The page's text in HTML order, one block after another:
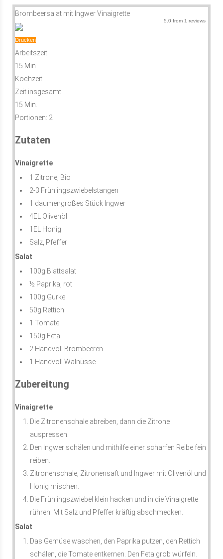
5.0 from 1 reviews
Brombeersalat mit Ingwer Vinaigrette
Drucken
Arbeitszeit
15 Min.
Kochzeit
Zeit insgesamt
15 Min.
Portionen: 2
Zutaten
Vinaigrette
1 Zitrone, Bio
2-3 Frühlingszwiebelstangen
1 daumengroßes Stück Ingwer
4EL Olivenöl
1EL Honig
Salz, Pfeffer
Salat
100g Blattsalat
½ Paprika, rot
100g Gurke
50g Rettich
1 Tomate
150g Feta
2 Handvoll Brombeeren
1 Handvoll Walnüsse
Zubereitung
Vinaigrette
Die Zitronenschale abreiben, dann die Zitrone
auspressen.
Den Ingwer schälen und mithilfe einer scharfen Reibe fein
reiben.
Zitronenschale, Zitronensaft und Ingwer mit Olivenöl und
Honig mischen.
Die Frühlingszwiebel klein hacken und in die Vinaigrette
rühren. Mit Salz und Pfeffer kräftig abschmecken.
Salat
Das Gemüse waschen, den Paprika putzen, den Rettich
schälen, die Tomate entkernen. Den Feta grob würfeln.